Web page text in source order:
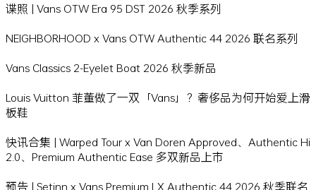
谍照 | Vans OTW Era 95 DST 2026 秋季系列
NEIGHBORHOOD x Vans OTW Authentic 44 2026 联名系列
Vans Classics 2-Eyelet Boat 2026 秋季新品
Louis Vuitton 菲董做了一双「Vans」？奢侈品为何开始爱上滑
板鞋
快讯合集 | Warped Tour x Van Doren Approved、Authentic Hi
2.0、Premium Authentic Ease 多双新品上市
预告 | Setinn x Vans Premium LX Authentic 44 2026 秋季联名